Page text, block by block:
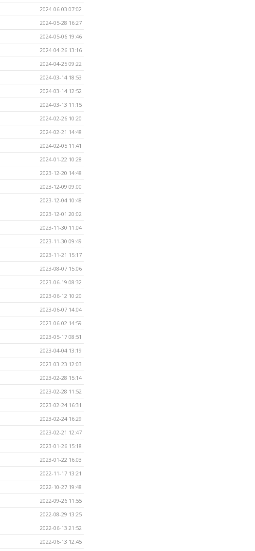
2024-06-03 07:02
2024-05-28 16:27
2024-05-06 19:46
2024-04-26 13:16
2024-04-25 09:22
2024-03-14 18:53
2024-03-14 12:52
2024-03-13 11:15
2024-02-26 10:20
2024-02-21 14:48
2024-02-05 11:41
2024-01-22 10:28
2023-12-20 14:48
2023-12-09 09:00
2023-12-04 10:48
2023-12-01 20:02
2023-11-30 11:04
2023-11-30 09:49
2023-11-21 15:17
2023-08-07 15:06
2023-06-19 08:32
2023-06-12 10:20
2023-06-07 14:04
2023-06-02 14:59
2023-05-17 08:51
2023-04-04 13:19
2023-03-23 12:03
2023-02-28 15:14
2023-02-28 11:52
2023-02-24 16:31
2023-02-24 16:29
2023-02-21 12:47
2023-01-26 15:18
2023-01-22 16:03
2022-11-17 13:21
2022-10-27 19:48
2022-09-26 11:55
2022-08-29 13:25
2022-06-13 21:52
2022-06-13 12:45